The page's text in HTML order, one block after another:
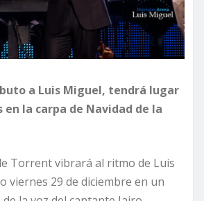
a Luis Miguel, tendrá lugar
en la carpa de Navidad de la
Torrent vibrará al ritmo de Luis
viernes 29 de diciembre en un